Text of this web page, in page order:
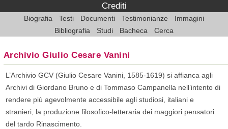
Crediti
Biografia Testi Documenti Testimonianze
Immagini
Bibliografia
Studi Bacheca Cerca
Archivio Giulio Cesare Vanini
L’Archivio GCV (Giulio Cesare Vanini, 1585-1619) si affianca agli
Archivi di Giordano Bruno e di Tommaso Campanella nell’intento di
rendere più agevolmente accessibile agli studiosi, italiani e
stranieri, la produzione filosofico-letteraria dei maggiori pensatori
del tardo Rinascimento.